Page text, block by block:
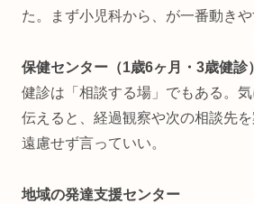
た。まず小児科から、が一番動きや
保健センター（1歳6ヶ月・3歳健診）
健診は「相談する場」でもある。
伝えると、経過観察や次の相談先を
遠慮せず言っていい。
地域の発達支援センター